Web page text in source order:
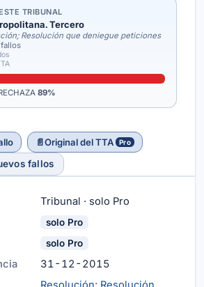
TRIBUNAL
Tercero
Resolución que deniegue peticiones
89%
📄Original del TTA Pro
fallos
Tribunal · solo Pro
solo Pro
solo Pro
31-12-2015